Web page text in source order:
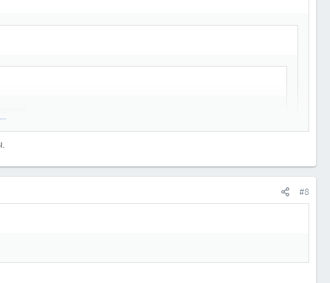
теряется смысл этой подсветки, ведь из машины мы как
для водителя авто, но и для других участников движения.
#8